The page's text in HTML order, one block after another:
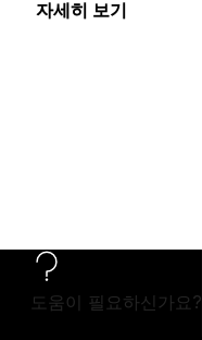
자세히 보기
도움이 필요하신가요?